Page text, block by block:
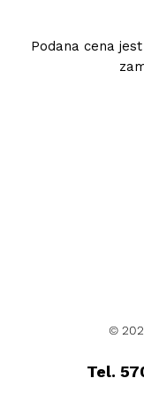
Podana cena
©
Tel.